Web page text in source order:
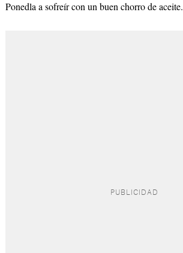
Ponedla a sofreír con un buen chorro de aceite.